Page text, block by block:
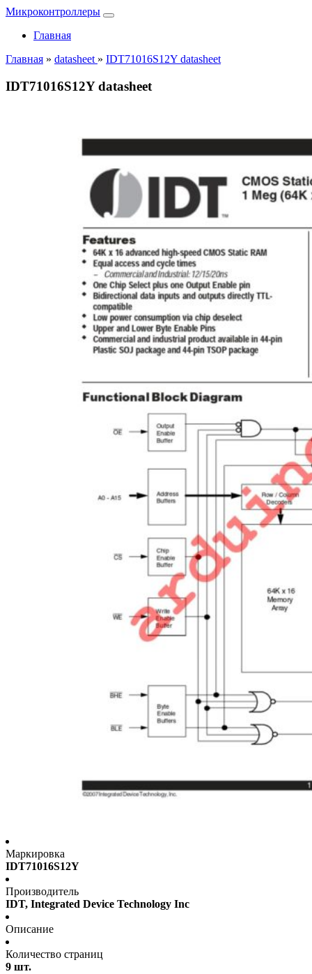
Микроконтроллеры
Главная
Главная » datasheet » IDT71016S12Y datasheet
IDT71016S12Y datasheet
Маркировка
IDT71016S12Y
Производитель
IDT, Integrated Device Technology Inc
Описание
Количество страниц
9 шт.